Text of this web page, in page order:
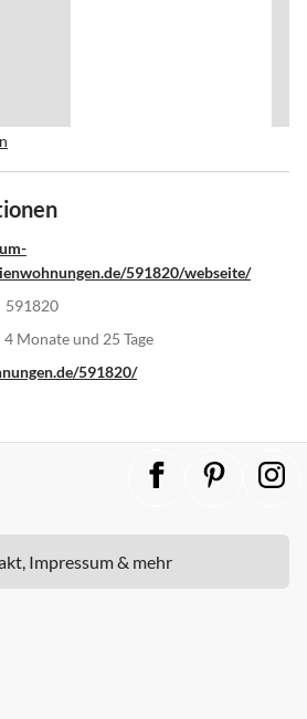
591820/webseite/
591820
4 Monate und 25 Tage
591820/
Impressum & mehr